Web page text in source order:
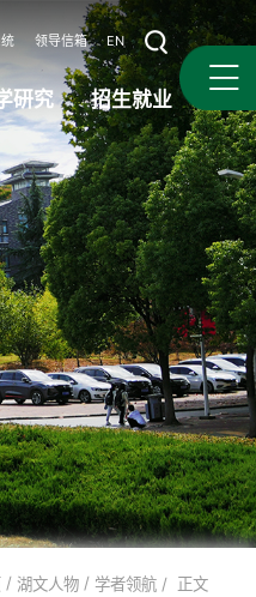
领导信箱 EN
研究 招生就业
/ 湖文人物/ 学者领航/ 正文